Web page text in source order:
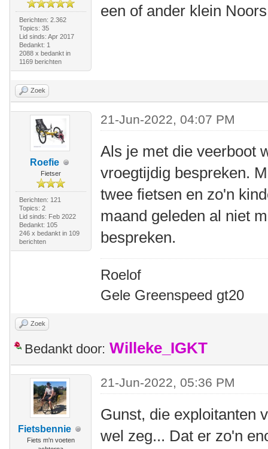
Berichten: 2.362
Topics: 35
Lid sinds: Apr 2017
Bedankt: 1
2088 x bedankt in
1169 berichten
een of ander klein
Zoek
Roefie
Fietser
Berichten: 121
Topics: 2
Lid sinds: Feb 2022
Bedankt: 105
246 x bedankt in 109
berichten
21-Jun-2022, 04:07 PM
Als je met die veerboot
vroegtijdig bespreken.
twee fietsen en zo'n
maand geleden al niet
bespreken.
Roelof
Gele Greenspeed gt20
Zoek
Bedankt door: Willeke_IGKT
Fietsbennie
Fiets m'n voeten
21-Jun-2022, 05:36 PM
Gunst, die exploitanten
wel zeg... Dat er zo'n